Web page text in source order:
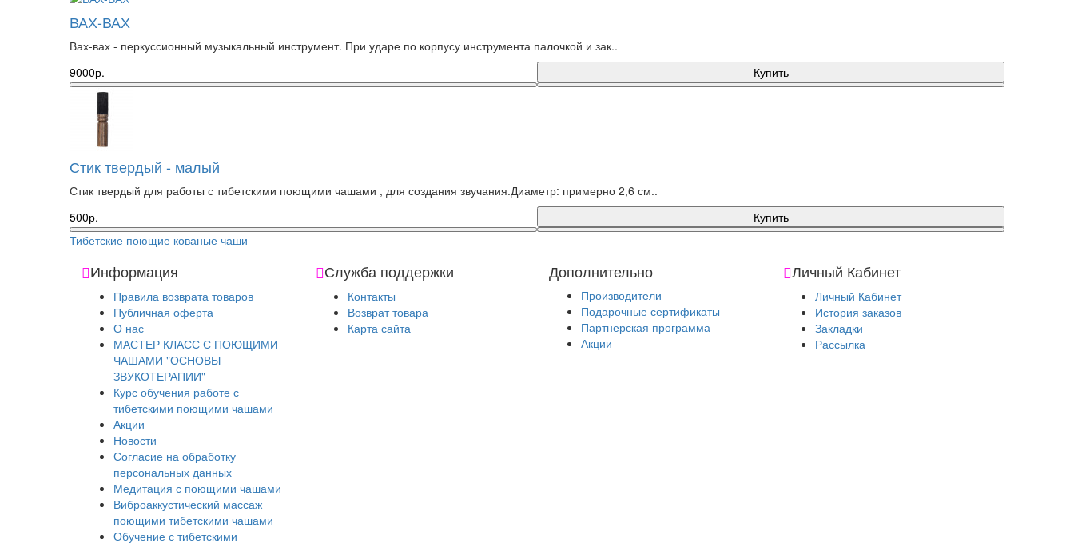
ВАХ-ВАХ
Вах-вах - перкуссионный музыкальный инструмент. При ударе по корпусу инструмента палочкой и зак..
9000р.
Купить
Стик твердый - малый
Стик твердый для работы с тибетскими поющими чашами , для создания звучания.Диаметр: примерно 2,6 см..
500р.
Купить
Тибетские поющие кованые чаши
Информация
Правила возврата товаров
Публичная оферта
О нас
МАСТЕР КЛАСС С ПОЮЩИМИ
ЧАШАМИ "ОСНОВЫ
ЗВУКОТЕРАПИИ"
Курс обучения работе с
тибетскими поющими чашами
Акции
Новости
Согласие на обработку
персональных данных
Медитация с поющими чашами
Виброаккустический массаж
поющими тибетскими чашами
Обучение с тибетскими
Служба поддержки
Контакты
Возврат товара
Карта сайта
Дополнительно
Производители
Подарочные сертификаты
Партнерская программа
Акции
Личный Кабинет
Личный Кабинет
История заказов
Закладки
Рассылка